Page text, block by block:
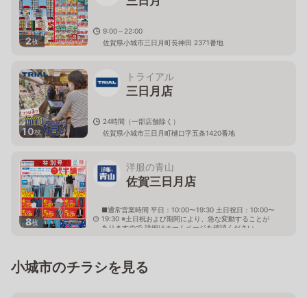
2枚
9:00～22:00
佐賀県小城市三日月町長神田 2371番地
10枚
トライアル
三日月店
24時間（一部店舗除く）
佐賀県小城市三日月町樋口字五条1420番地
8枚
洋服の青山
佐賀三日月店
■通常営業時間 平日：10:00〜19:30 土日祝日：10:00〜
19:30 ※土日祝および期間により、急な変動することが
ありますので 詳細はホームページを確認ください
小城市のチラシを見る